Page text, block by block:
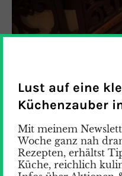
Lust auf eine
Küchenzauber
Mit meinem
Woche ganz nah
Rezepten, erhältst
Küche, reichlich